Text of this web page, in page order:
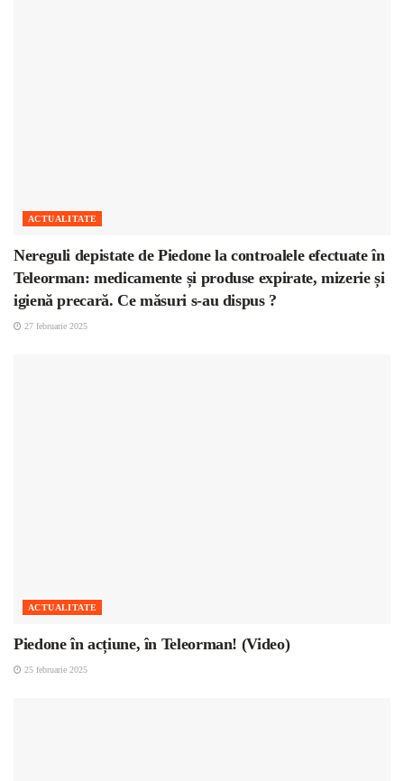
ACTUALITATE
Nereguli depistate de Piedone la controalele efectuate în
Teleorman: medicamente și produse expirate, mizerie și
igienă precară. Ce măsuri s-au dispus ?
27 februarie 2025
ACTUALITATE
Piedone în acțiune, în Teleorman! (Video)
25 februarie 2025